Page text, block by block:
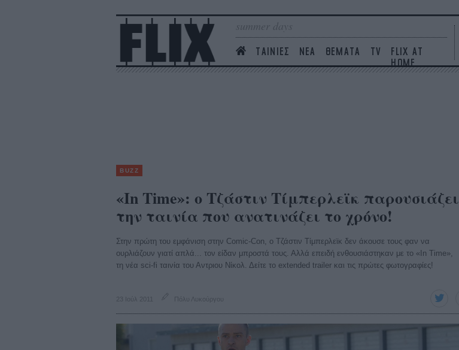
summer days
ΤΑΙΝΙΕΣ ΝΕΑ ΘΕΜΑΤΑ TV
FLIX AT
HOME
BUZZ
«In Time»: ο Τζάστιν Τίμπερλεϊκ παρουσιάζει
την ταινία που ανατινάζει το χρόνο!
Στην πρώτη του εμφάνιση στην Comic-Con, ο Τζάστιν Τίμπερλεϊκ δεν άκουσε τους φαν να
ουρλιάζουν γιατί απλά... τον είδαν μπροστά τους. Αλλά επειδή ενθουσιάστηκαν με το «In Time»,
τη νέα sci-fi ταινία του Αντριου Νίκολ. Δείτε το extended trailer και τις πρώτες φωτογραφίες!
23 Ιούλ 2011 Πόλυ Λυκούργου